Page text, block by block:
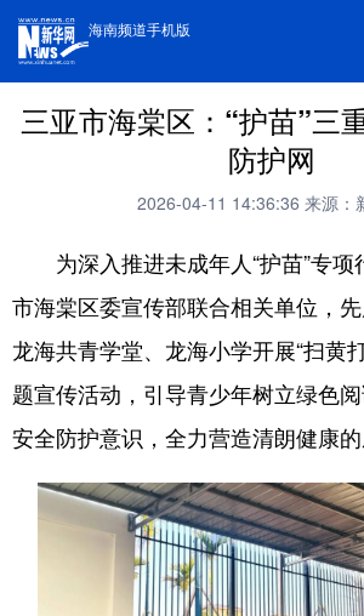
海南频道手机版
三亚市海棠区：“护苗”三
防护网
2026-04-11 14:36:36 来源：
为深入推进未成年人“护苗”专项
市海棠区委宣传部联合相关单位，先
龙海共青学堂、龙海小学开展“扫黄
题宣传活动，引导青少年树立绿色阅
安全防护意识，全力营造清朗健康的